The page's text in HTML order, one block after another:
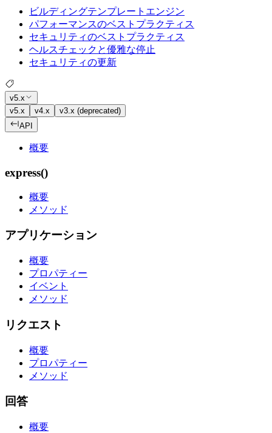
ビルディングテンプレートエンジン
パフォーマンスのベストプラクティス
セキュリティのベストプラクティス
ヘルスチェックと優雅な停止
セキュリティの更新
v5.x
v5.x
v4.x
v3.x (deprecated)
API
概要
express()
概要
メソッド
アプリケーション
概要
プロパティー
イベント
メソッド
リクエスト
概要
プロパティー
メソッド
回答
概要